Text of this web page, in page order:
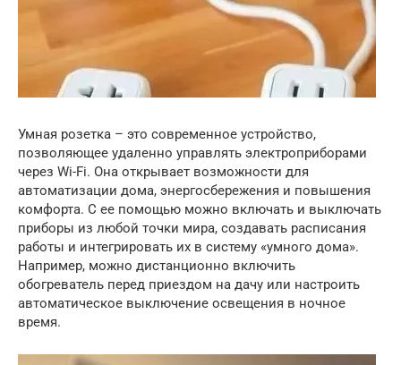
Умная розетка – это современное устройство,
позволяющее удаленно управлять электроприборами
через Wi-Fi. Она открывает возможности для
автоматизации дома, энергосбережения и повышения
комфорта. С ее помощью можно включать и выключать
приборы из любой точки мира, создавать расписания
работы и интегрировать их в систему «умного дома».
Например, можно дистанционно включить
обогреватель перед приездом на дачу или настроить
автоматическое выключение освещения в ночное
время.